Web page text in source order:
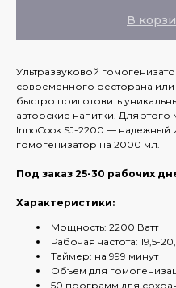
В
Ультразвуковой
современного ресторана
быстро приготовить
авторские напитки. Для
InnoCook SJ-2200 — надежный
гомогенизатор на 2000 мл.
Под заказ 25-30 рабочих
Характеристики:
Мощность: 2200 Ватт
Рабочая частота: 19,5-
Таймер: на 999 минут
Объем для
50 программ для